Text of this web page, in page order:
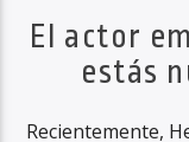
El actor
estás
Recientemente,